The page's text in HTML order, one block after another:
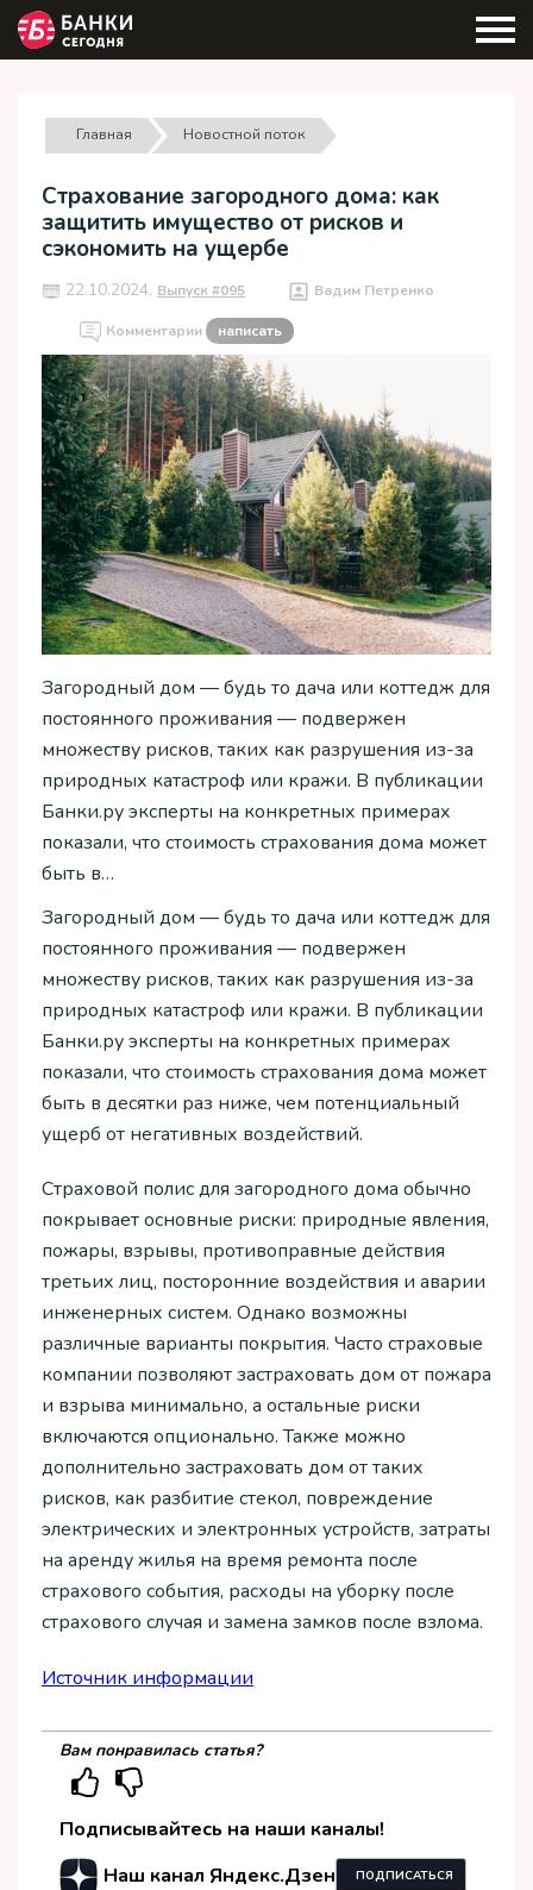
Главная Новостной поток
Страхование загородного дома: как
защитить имущество от рисков и
сэкономить на ущербе
22.10.2024, Выпуск #095 Вадим Петренко
Комментарии написать
Загородный дом — будь то дача или коттедж для
постоянного проживания — подвержен
множеству рисков, таких как разрушения из-за
природных катастроф или кражи. В публикации
Банки.ру эксперты на конкретных примерах
показали, что стоимость страхования дома может
быть в…
Загородный дом — будь то дача или коттедж для
постоянного проживания — подвержен
множеству рисков, таких как разрушения из-за
природных катастроф или кражи. В публикации
Банки.ру эксперты на конкретных примерах
показали, что стоимость страхования дома может
быть в десятки раз ниже, чем потенциальный
ущерб от негативных воздействий.
Страховой полис для загородного дома обычно
покрывает основные риски: природные явления,
пожары, взрывы, противоправные действия
третьих лиц, посторонние воздействия и аварии
инженерных систем. Однако возможны
различные варианты покрытия. Часто страховые
компании позволяют застраховать дом от пожара
и взрыва минимально, а остальные риски
включаются опционально. Также можно
дополнительно застраховать дом от таких
рисков, как разбитие стекол, повреждение
электрических и электронных устройств, затраты
на аренду жилья на время ремонта после
страхового события, расходы на уборку после
страхового случая и замена замков после взлома.
Источник информации
Вам понравилась статья?
Подписывайтесь на наши каналы!
Наш канал Яндекс.Дзен
ПОДПИСАТЬСЯ